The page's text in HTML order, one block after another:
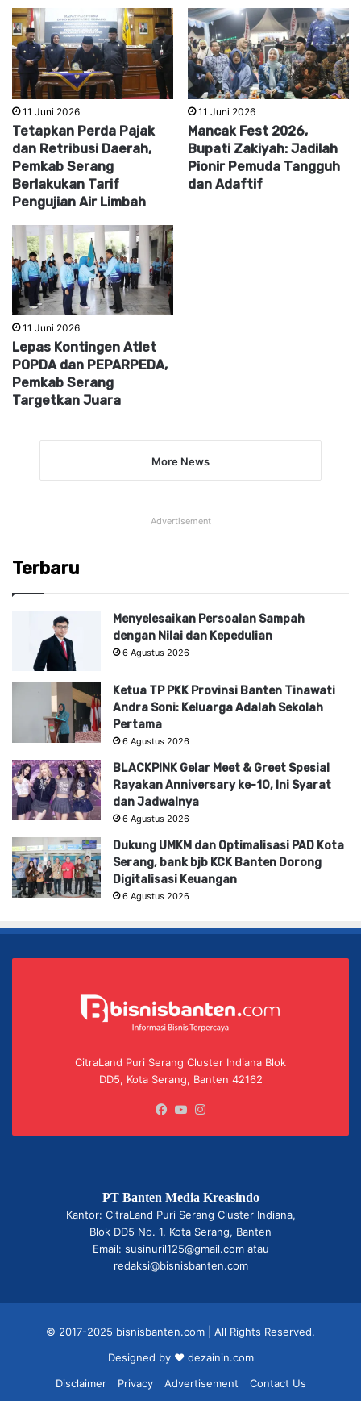
11 Juni 2026
Tetapkan Perda Pajak
dan Retribusi Daerah,
Pemkab Serang
Berlakukan Tarif
Pengujian Air Limbah
11 Juni 2026
Mancak Fest 2026,
Bupati Zakiyah: Jadilah
Pionir Pemuda Tangguh
dan Adaftif
11 Juni 2026
Lepas Kontingen Atlet
POPDA dan PEPARPEDA,
Pemkab Serang
Targetkan Juara
More News
Advertisement
Terbaru
Menyelesaikan Persoalan Sampah
dengan Nilai dan Kepedulian
6 Agustus 2026
Ketua TP PKK Provinsi Banten Tinawati
Andra Soni: Keluarga Adalah Sekolah
Pertama
6 Agustus 2026
BLACKPINK Gelar Meet & Greet Spesial
Rayakan Anniversary ke-10, Ini Syarat
dan Jadwalnya
6 Agustus 2026
Dukung UMKM dan Optimalisasi PAD Kota
Serang, bank bjb KCK Banten Dorong
Digitalisasi Keuangan
6 Agustus 2026
CitraLand Puri Serang Cluster Indiana Blok
DD5, Kota Serang, Banten 42162
Facebook
YouTube
PT Banten Media Kreasindo
Kantor: CitraLand Puri Serang Cluster Indiana,
Blok DD5 No. 1, Kota Serang, Banten
Email: susinuril125@gmail.com atau
redaksi@bisnisbanten.com
© 2017-2025 bisnisbanten.com | All Rights Reserved.
Designed by ❤ dezainin.com
Disclaimer
Privacy Advertisement Contact Us